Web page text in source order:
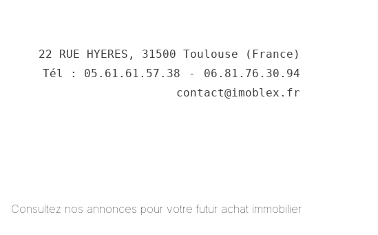
22 RUE HYERES, 31500 Toulouse (France)
Tél : 05.61.61.57.38 ⠀-⠀ 06.81.76.30.94
contact@imoblex.fr
Consultez nos annonces pour votre futur achat immobilier